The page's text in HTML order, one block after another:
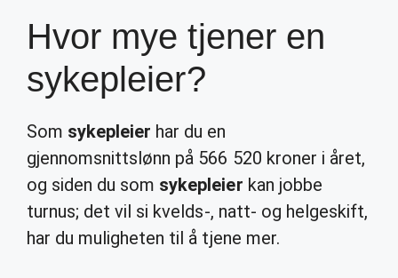
Hvor mye tjener en
sykepleier?
Som sykepleier har du en
gjennomsnittslønn på 566 520 kroner i året,
og siden du som sykepleier kan jobbe
turnus; det vil si kvelds-, natt- og helgeskift,
har du muligheten til å tjene mer.